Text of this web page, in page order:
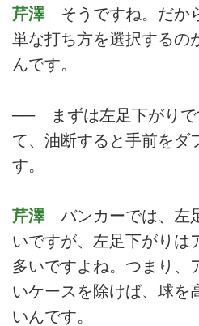
芹澤そうですね。だか
単な打ち方を選択するの
んです。
── まずは左足下がりで
て、油断すると手前をダ
す。
芹澤バンカーでは、左
いですが、左足下がりは
多いですよね。つまり、
いケースを除けば、球を
いんです。